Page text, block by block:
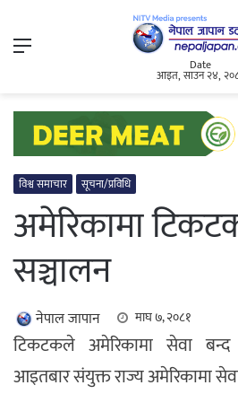
Menu
Date
आइत, साउन २४,
विश्व समाचार सूचना/प्रविधि
अमेरिकामा
सञ्चालन
नेपाल जापान माघ ७, २०८१
टिकटकले अमेरिकामा सेवा
आइतबार संयुक्त राज्य अमेरिकामा